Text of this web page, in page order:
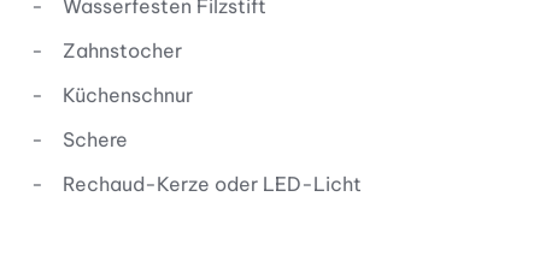
Wasserfesten Filzstift
Zahnstocher
Küchenschnur
Schere
Rechaud-Kerze oder LED-Licht